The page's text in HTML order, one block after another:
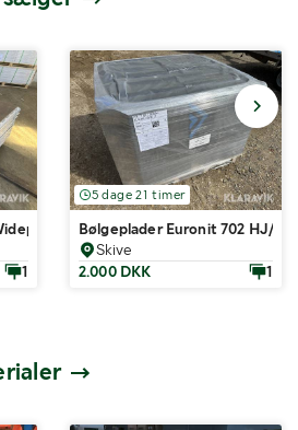
Design Humber 105,16
1
5 dage 21 timer
Bølgeplader Euronit 702 HJ/
Skive
2.000 DKK
1